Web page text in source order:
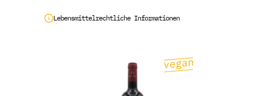
Lebensmittelrechtliche Informationen